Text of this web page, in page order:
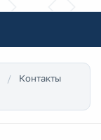
Контакты